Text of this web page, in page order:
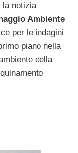
la notizia
Ambiente
per le indagini
piano nella
della